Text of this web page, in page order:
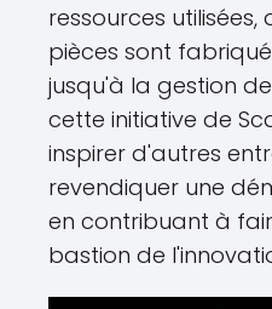
ressources
pièces sont
jusqu'à la gestion
cette initiative de
inspirer d'autres
revendiquer une
en contribuant à
bastion de